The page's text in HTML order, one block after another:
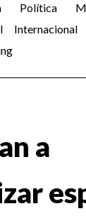
Política
Internacional
a